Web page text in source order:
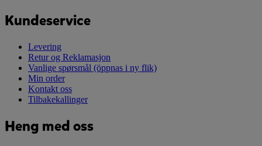
Kundeservice
Levering
Retur og Reklamasjon
Vanlige spørsmål (öppnas i ny flik)
Min order
Kontakt oss
Tilbakekallinger
Heng med oss